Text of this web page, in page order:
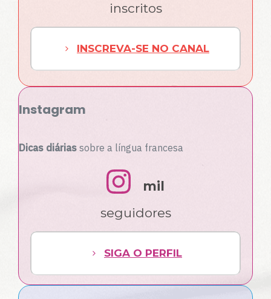
inscritos
INSCREVA-SE NO CANAL
Instagram
Dicas diárias sobre a língua francesa
mil
seguidores
SIGA O PERFIL